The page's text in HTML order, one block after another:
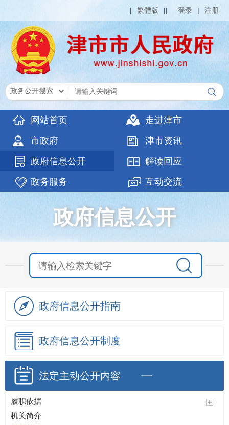
| 繁體版 || 登录 | 注册
网站首页
走进津市
市政府
津市资讯
政府信息公开
解读回应
政务服务
互动交流
政府信息公开
政府信息公开指南
政府信息公开制度
法定主动公开内容
履职依据
机关简介